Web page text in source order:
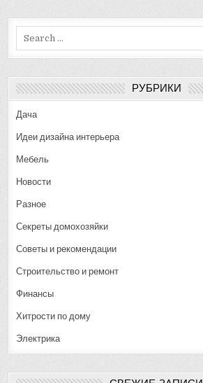
РУБРИКИ
Дача
Идеи дизайна интерьера
Мебель
Новости
Разное
Секреты домохозяйки
Советы и рекомендации
Строительство и ремонт
Финансы
Хитрости по дому
Электрика